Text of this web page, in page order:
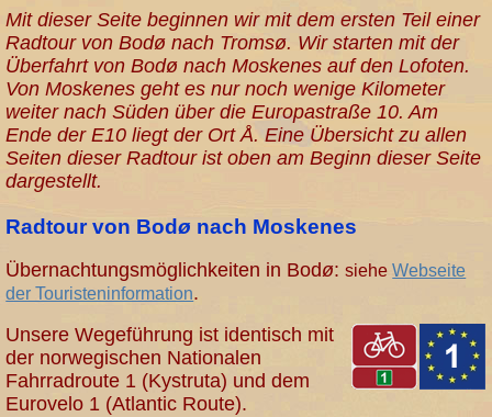
Mit dieser Seite beginnen wir mit dem ersten Teil einer
Radtour von Bodø nach Tromsø. Wir starten mit der
Überfahrt von Bodø nach Moskenes auf den Lofoten.
Von Moskenes geht es nur noch wenige Kilometer
weiter nach Süden über die Europastraße 10. Am
Ende der E10 liegt der Ort Å. Eine Übersicht zu allen
Seiten dieser Radtour ist oben am Beginn dieser Seite
dargestellt.
Radtour von Bodø nach Moskenes
Übernachtungsmöglichkeiten in Bodø:sieheWebseite
der Touristeninformation.
Unsere Wegeführung ist identisch mit
der norwegischen Nationalen
Fahrradroute 1 (Kystruta) und dem
Eurovelo 1 (Atlantic Route).